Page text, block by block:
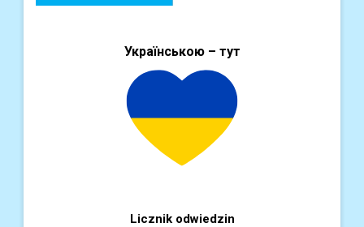
Українською – тут
Licznik odwiedzin